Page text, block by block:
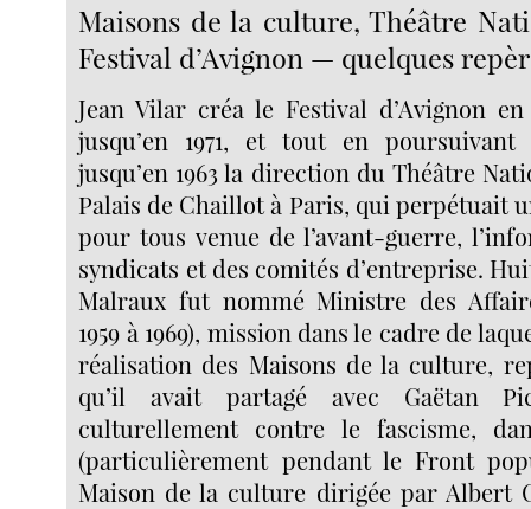
Maisons de la culture, Théâtre
Festival d’Avignon — quelques
Jean Vilar créa le Festival d’Avignon en
jusqu’en 1971, et tout en
jusqu’en 1963 la direction du Théâtre
Palais de Chaillot à Paris, qui perpétuait
pour tous venue de l’avant-guerre,
syndicats et des comités d’entreprise.
Malraux fut nommé Ministre des
1959 à 1969), mission dans le cadre de
réalisation des Maisons de la culture,
qu’il avait partagé avec Gaëtan
culturellement contre le fascisme,
(particulièrement pendant le Front
Maison de la culture dirigée par Albert